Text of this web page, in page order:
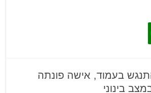
בעמוד, אישה פונתה
בינוני